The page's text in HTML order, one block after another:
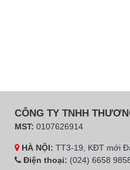
CÔNG TY TNHH
MST: 0107626914
HÀ NỘI: TT3-19, KĐT mới
Điện thoại: (024) 6658